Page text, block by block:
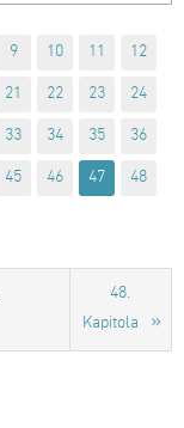
9 10 11 12
21 22 23 24
33 34 35 36
45 46 47 48
48.
Kapitola